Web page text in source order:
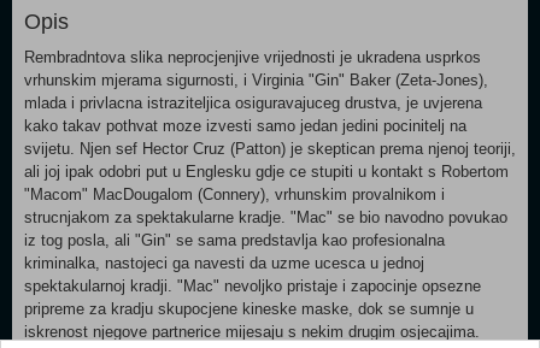
Opis
Rembradntova slika neprocjenjive vrijednosti je ukradena usprkos
vrhunskim mjerama sigurnosti, i Virginia "Gin" Baker (Zeta-Jones),
mlada i privlacna istraziteljica osiguravajuceg drustva, je uvjerena
kako takav pothvat moze izvesti samo jedan jedini pocinitelj na
svijetu. Njen sef Hector Cruz (Patton) je skeptican prema njenoj teoriji,
ali joj ipak odobri put u Englesku gdje ce stupiti u kontakt s Robertom
"Macom" MacDougalom (Connery), vrhunskim provalnikom i
strucnjakom za spektakularne kradje. "Mac" se bio navodno povukao
iz tog posla, ali "Gin" se sama predstavlja kao profesionalna
kriminalka, nastojeci ga navesti da uzme ucesca u jednoj
spektakularnoj kradji. "Mac" nevoljko pristaje i zapocinje opsezne
pripreme za kradju skupocjene kineske maske, dok se sumnje u
iskrenost njegove partnerice mijesaju s nekim drugim osjecajima.